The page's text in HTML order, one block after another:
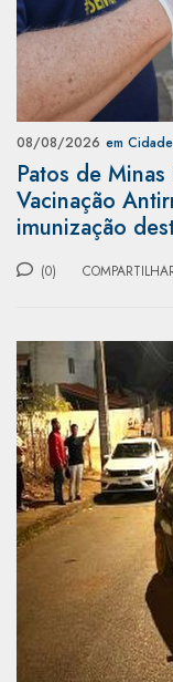
08/08/2026 em Cidade
Patos de
Vacinação
imunização
(0)